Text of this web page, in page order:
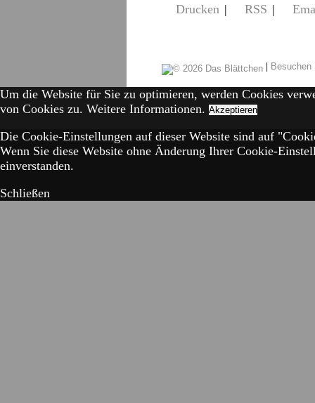
Drucken | RSS |
|
Um die Website für Sie zu optimieren, werden Cookies
von Cookies zu. Weitere Informationen. Akzeptieren
Die Cookie-Einstellungen auf dieser Website sind auf
Wenn Sie diese Website ohne Änderung Ihrer Cookie-
einverstanden.
Schließen